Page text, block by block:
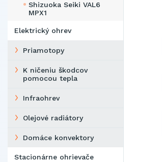
Shizuoka Seiki VAL6
MPX1
Elektrický ohrev
Priamotopy
K ničeniu škodcov
pomocou tepla
Infraohrev
Olejové radiátory
Domáce konvektory
Stacionárne ohrievače